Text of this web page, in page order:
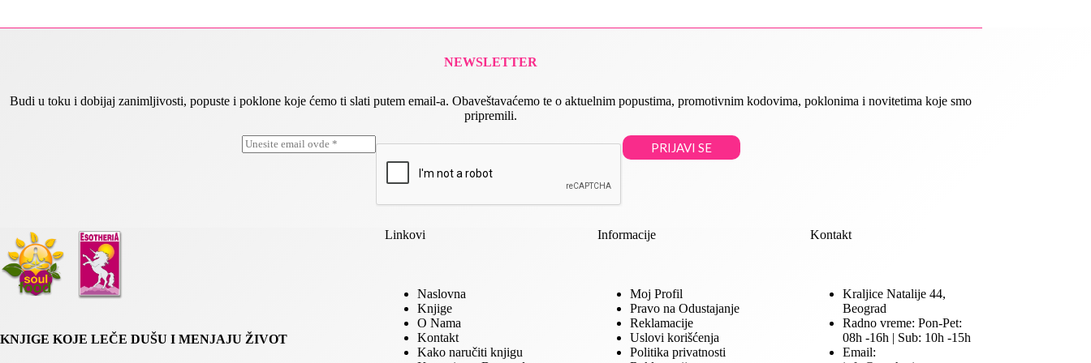
NEWSLETTER
Budi u toku i dobijaj zanimljivosti, popuste i poklone koje ćemo ti slati putem email-a. Obaveštavaćemo te o aktuelnim popustima, promotivnim kodovima, poklonima i novitetima koje smo
pripremili.
*
E
E
m
PRIJAVI SE
KNJIGE KOJE LEČE DUŠU I MENJAJU ŽIVOT
Linkovi
Naslovna
Knjige
O Nama
Kontakt
Kako naručiti knjigu
Informacije
Moj Profil
Pravo na Odustajanje
Reklamacije
Uslovi korišćenja
Politika privatnosti
Kontakt
Kraljice Natalije 44,
Beograd
Radno vreme: Pon-Pet:
08h -16h | Sub: 10h -15h
Email: